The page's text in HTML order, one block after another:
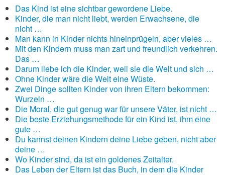
Das Kind ist eine sichtbar gewordene Liebe.
Kinder, die man nicht liebt, werden Erwachsene, die
nicht …
Man kann in Kinder nichts hineinprügeln, aber vieles …
Mit den Kindern muss man zart und freundlich verkehren.
Das …
Darum liebe ich die Kinder, weil sie die Welt und sich …
Ohne Kinder wäre die Welt eine Wüste.
Zwei Dinge sollten Kinder von ihren Eltern bekommen:
Wurzeln …
Die Moral, die gut genug war für unsere Väter, ist nicht …
Die beste Erziehungsmethode für ein Kind ist, ihm eine
gute …
Du kannst deinen Kindern deine Liebe geben, nicht aber
deine …
Wo Kinder sind, da ist ein goldenes Zeitalter.
Das Leben der Eltern ist das Buch, in dem die Kinder